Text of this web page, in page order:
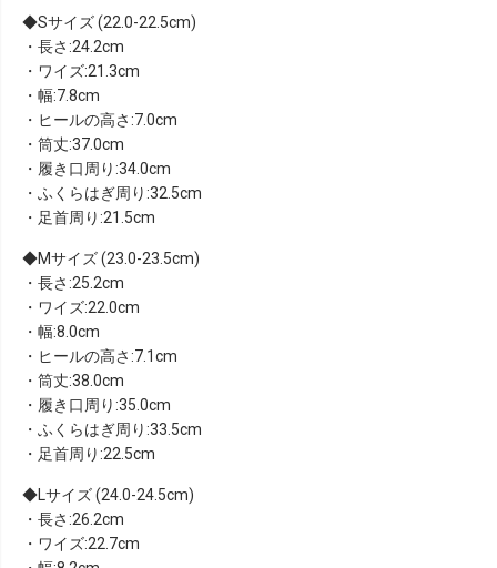
Sサイズ (22.0-22.5cm)
・長さ:24.2cm
・ワイズ:21.3cm
・幅:7.8cm
・ヒールの高さ:7.0cm
・筒丈:37.0cm
・履き口周り:34.0cm
・ふくらはぎ周り:32.5cm
・足首周り:21.5cm
Mサイズ (23.0-23.5cm)
・長さ:25.2cm
・ワイズ:22.0cm
・幅:8.0cm
・ヒールの高さ:7.1cm
・筒丈:38.0cm
・履き口周り:35.0cm
・ふくらはぎ周り:33.5cm
・足首周り:22.5cm
Lサイズ (24.0-24.5cm)
・長さ:26.2cm
・ワイズ:22.7cm